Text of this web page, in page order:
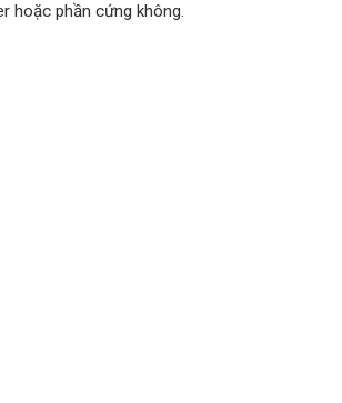
hoặc phần cứng không.